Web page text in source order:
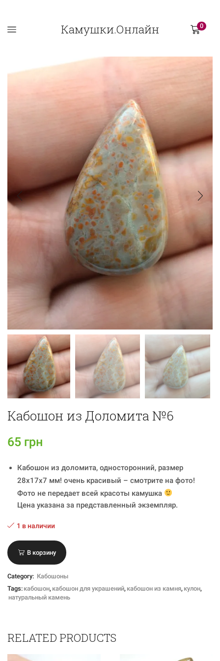
Камушки.Онлайн 0
Кабошон из Доломита №6
65 грн
Кабошон из доломита, односторонний, размер
28x17x7 мм! очень красивый – смотрите на фото!
Фото не передает всей красоты камушка
Цена указана за представленный экземпляр.
1 в наличии
В корзину
Category: Кабошоны
Tags: кабошон, кабошон для украшений, кабошон из камня, кулон,
натуральный камень
RELATED PRODUCTS